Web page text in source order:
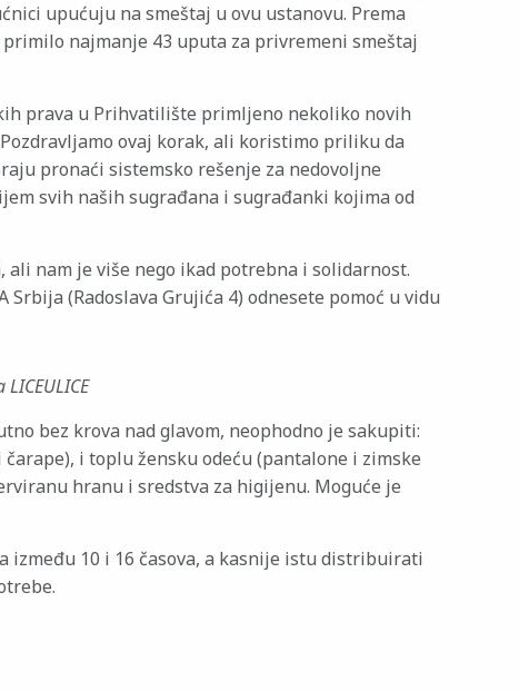
upućuju na smeštaj u ovu ustanovu. Prema
najmanje 43 uputa za privremeni smeštaj
prava u Prihvatilište primljeno nekoliko novih
ovaj korak, ali koristimo priliku da
pronaći sistemsko rešenje za nedovoljne
svih naših sugrađana i sugrađanki kojima od
nam je više nego ikad potrebna i solidarnost.
(Radoslava Grujića 4) odnesete pomoć u vidu
bez krova nad glavom, neophodno je sakupiti:
i toplu žensku odeću (pantalone i zimske
hranu i sredstva za higijenu. Moguće je
između 10 i 16 časova, a kasnije istu distribuirati